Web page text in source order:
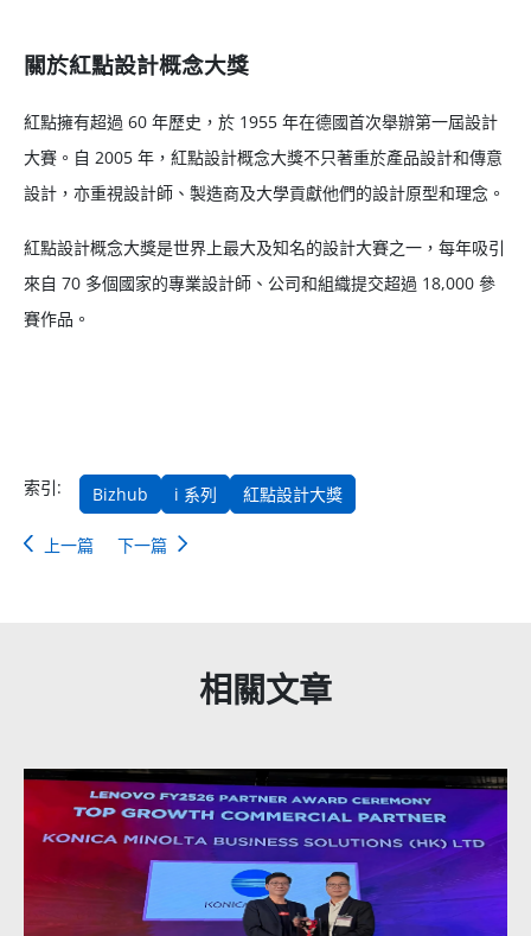
關於紅點設計概念大獎
紅點擁有超過 60 年歷史，於 1955 年在德國首次舉辦第一屆設計
大賽。自 2005 年，紅點設計概念大獎不只著重於產品設計和傳意
設計，亦重視設計師、製造商及大學貢獻他們的設計原型和理念。
紅點設計概念大獎是世界上最大及知名的設計大賽之一，每年吸引
來自 70 多個國家的專業設計師、公司和組織提交超過 18,000 參
賽作品。
索引: Bizhub i 系列 紅點設計大獎
上一篇 下一篇
相關文章